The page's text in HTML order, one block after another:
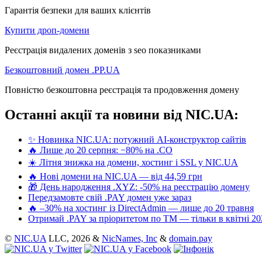
Гарантія безпеки для ваших клієнтів
Купити дроп-домени
Реєстрація видалених доменів з seo показниками
Безкоштовний домен .PP.UA
Повністю безкоштовна реєстрація та продовження домену
Останні акції та новини від NIC.UA:
✨ Новинка NIC.UA: потужний AI-конструктор сайтів
🔥 Лише до 20 серпня: −80% на .CO
☀️ Літня знижка на домени, хостинг і SSL у NIC.UA
🔥 Нові домени на NIC.UA — від 44,59 грн
🎁 День народження .XYZ: -50% на реєстрацію домену
Передзамовте свій .PAY домен уже зараз
🔥 –30% на хостинг із DirectAdmin — лише до 20 травня
Отримай .PAY за пріоритетом по ТМ — тільки в квітні
© NIC.UA LLC, 2026 & NicNames, Inc & domain.pay